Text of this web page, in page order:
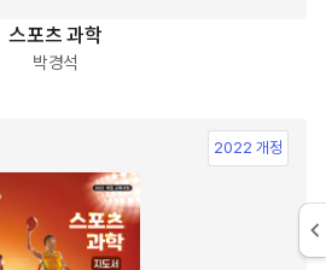
스포츠 과학
박경석
2022 개정